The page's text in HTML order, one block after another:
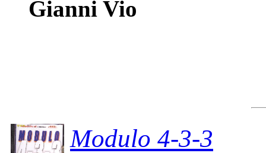
Gianni Vio
Modulo 4-3-3